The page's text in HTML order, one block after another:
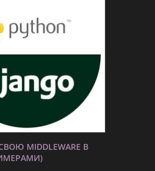
MIDDLEWARE В